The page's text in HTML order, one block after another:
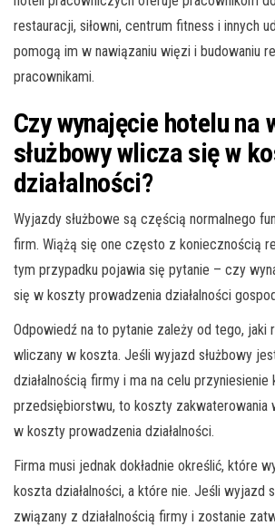
restauracji, siłowni, centrum fitness i innych
pomogą im w nawiązaniu więzi i budowaniu
pracownikami.
Czy wynajęcie hotelu na
służbowy wlicza się w
działalności?
Wyjazdy służbowe są częścią normalnego
firm. Wiążą się one często z koniecznością
tym przypadku pojawia się pytanie – czy
się w koszty prowadzenia działalności
Odpowiedź na to pytanie zależy od tego,
wliczany w koszta. Jeśli wyjazd służbowy
działalnością firmy i ma na celu przyniesienie
przedsiębiorstwu, to koszty zakwaterowania
w koszty prowadzenia działalności.
Firma musi jednak dokładnie określić, które
koszta działalności, a które nie. Jeśli wyjazd
związany z działalnością firmy i zostanie